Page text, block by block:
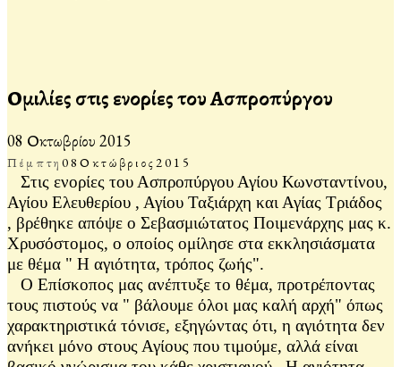
Ομιλίες στις ενορίες του Ασπροπύργου
08 Οκτωβρίου 2015
Πέμπτη08Οκτώβριος2015
Στις ενορίες του Ασπροπύργου Αγίου Κωνσταντίνου,
Αγίου Ελευθερίου , Αγίου Ταξιάρχη και Αγίας Τριάδος
, βρέθηκε απόψε ο Σεβασμιώτατος Ποιμενάρχης μας κ.
Χρυσόστομος, ο οποίος ομίλησε στα εκκλησιάσματα
με θέμα " Η αγιότητα, τρόπος ζωής".
Ο Επίσκοπος μας ανέπτυξε το θέμα, προτρέποντας
τους πιστούς να " βάλουμε όλοι μας καλή αρχή" όπως
χαρακτηριστικά τόνισε, εξηγώντας ότι, η αγιότητα δεν
ανήκει μόνο στους Αγίους που τιμούμε, αλλά είναι